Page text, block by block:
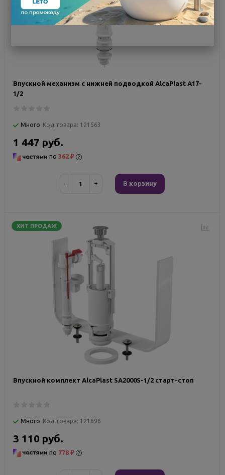
Впускной механизм с нижней подводкой AlcaPlast A17-
1/2
Много Код товара: 121563
1 447 руб.
по 362 ₽
− + В корзину
ХИТ ПРОДАЖ
Впускной комплект AlcaPlast SA2000S-1/2 старт-стоп
Много Код товара: 121696
3 110 руб.
по 778 ₽